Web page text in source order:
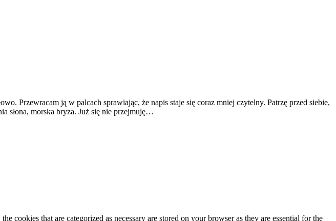
Przewracam ją w palcach sprawiając, że napis staje się coraz mniej czytelny. Patrzę przed siebie,
słona, morska bryza. Już się nie przejmuję…
cookies that are categorized as necessary are stored on your browser as they are essential for the